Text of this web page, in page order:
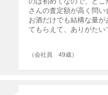
さんの査定額が高く問
お酒だけでも結構な量
てもらえて、ありがたい
（会社員 49歳）